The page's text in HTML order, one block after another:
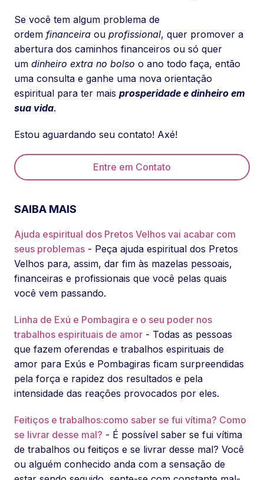
Se você tem algum problema de
ordem financeira ou profissional, quer promover a
abertura dos caminhos financeiros ou só quer
um dinheiro extra no bolso o ano todo faça, então
uma consulta e ganhe uma nova orientação
espiritual para ter mais prosperidade e dinheiro em
sua vida.
Estou aguardando seu contato! Axé!
Entre em Contato
SAIBA MAIS
Ajuda espiritual dos Pretos Velhos vai acabar com
seus problemas - Peça ajuda espiritual dos Pretos
Velhos para, assim, dar fim às mazelas pessoais,
financeiras e profissionais que você pelas quais
você vem passando.
Linha de Exú e Pombagira e o seu poder nos
trabalhos espirituais de amor - Todas as pessoas
que fazem oferendas e trabalhos espirituais de
amor para Exús e Pombagiras ficam surpreendidas
pela força e rapidez dos resultados e pela
intensidade das reações provocados por eles.
Feitiços e trabalhos:como saber se fui vítima? Como
se livrar desse mal? - É possível saber se fui vítima
de trabalhos ou feitiços e se livrar desse mal? Você
ou alguém conhecido anda com a sensação de